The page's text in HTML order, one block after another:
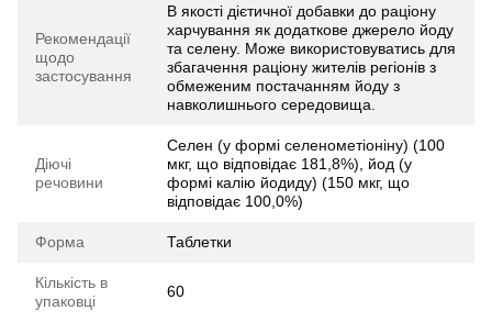
Рекомендації
щодо
застосування
В якості дієтичної добавки до раціону
харчування як додаткове джерело йоду
та селену. Може використовуватись для
збагачення раціону жителів регіонів з
обмеженим постачанням йоду з
навколишнього середовища.
Діючі
речовини
Селен (у формі селенометіоніну) (100
мкг, що відповідає 181,8%), йод (у
формі калію йодиду) (150 мкг, що
відповідає 100,0%)
Форма Таблетки
Кількість в
упаковці
60